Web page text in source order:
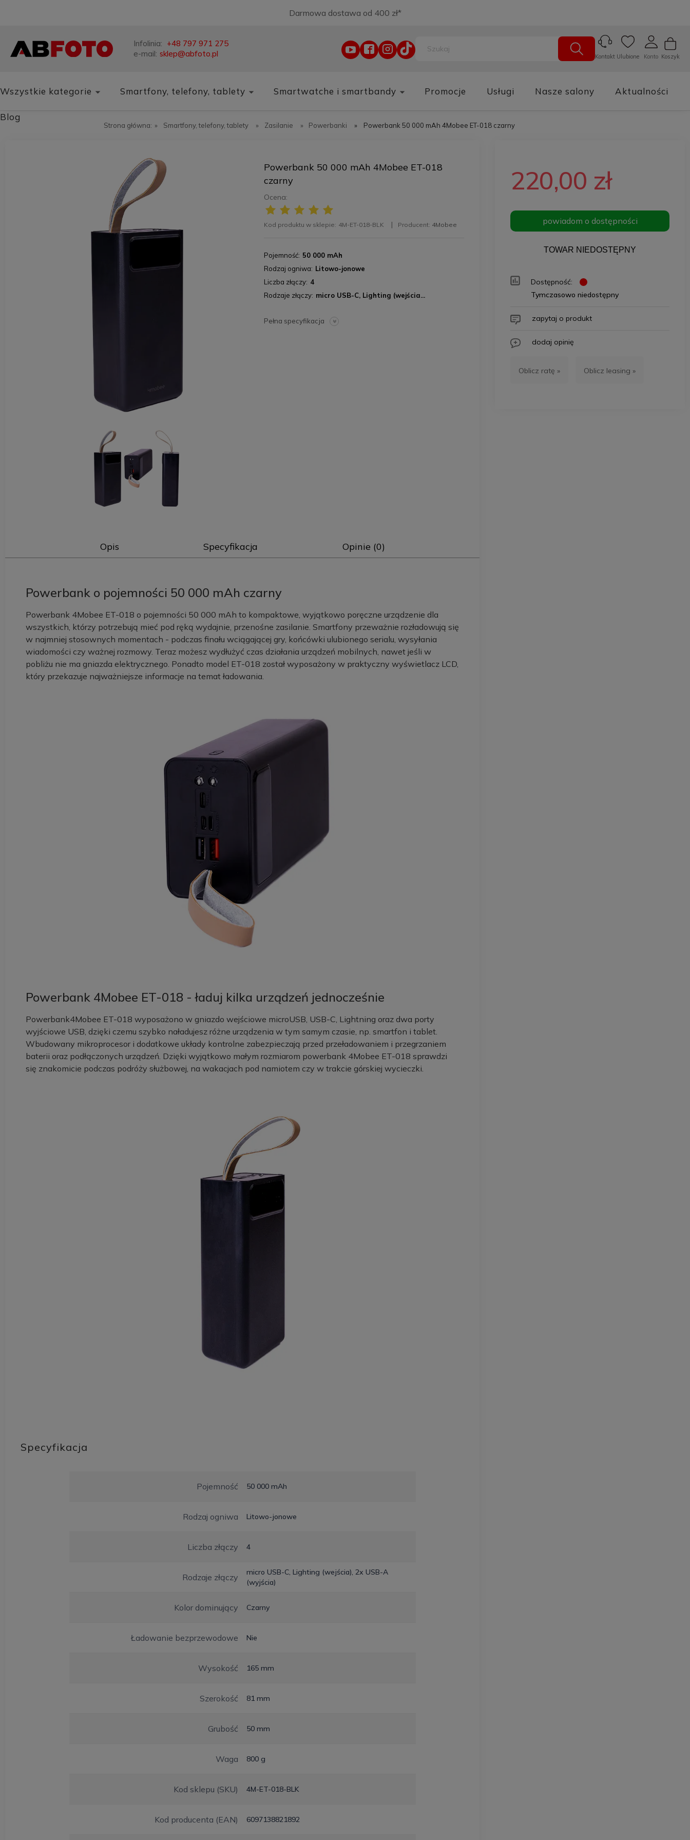
Darmowa dostawa od 400 zł*
Infolinia: +48 797 971 275
e-mail: sklep@abfoto.pl Koszyk
Konto
Ulubione
Kontakt
Wszystkie kategorie Smartfony, telefony, tablety Smartwatche i smartbandy Promocje Usługi Nasze salony Aktualności
Blog
Strona główna: » Smartfony, telefony, tablety » Zasilanie » Powerbanki » Powerbank 50 000 mAh 4Mobee ET-018 czarny
Powerbank 50 000 mAh 4Mobee ET-018
czarny
Ocena:
Kod produktu w sklepie: 4M-ET-018-BLK Producent: 4Mobee
Pojemność 50 000 mAh
Rodzaj ogniwa
Litowo-jonowe
Liczba złączy 4
Rodzaje złączy micro USB-C, Lighting (wejścia...
Pełna specyfikacja
Opis Specyfikacja Opinie (0)
Powerbank o pojemności 50 000 mAh czarny
Powerbank 4Mobee ET-018 o pojemności 50 000 mAh to kompaktowe, wyjątkowo poręczne urządzenie dla
wszystkich, którzy potrzebują mieć pod ręką wydajnie, przenośne zasilanie. Smartfony przeważnie rozładowują się
w najmniej stosownych momentach - podczas finału wciągającej gry, końcówki ulubionego serialu, wysyłania
wiadomości czy ważnej rozmowy. Teraz możesz wydłużyć czas działania urządzeń mobilnych, nawet jeśli w
pobliżu nie ma gniazda elektrycznego. Ponadto model ET-018 został wyposażony w praktyczny wyświetlacz LCD,
który przekazuje najważniejsze informacje na temat ładowania.
Powerbank 4Mobee ET-018 - ładuj kilka urządzeń jednocześnie
Powerbank4Mobee ET-018 wyposażono w gniazdo wejściowe microUSB, USB-C, Lightning oraz dwa porty
wyjściowe USB, dzięki czemu szybko naładujesz różne urządzenia w tym samym czasie, np. smartfon i tablet.
Wbudowany mikroprocesor i dodatkowe układy kontrolne zabezpieczają przed przeładowaniem i przegrzaniem
baterii oraz podłączonych urządzeń. Dzięki wyjątkowo małym rozmiarom powerbank 4Mobee ET-018 sprawdzi
się znakomicie podczas podróży służbowej, na wakacjach pod namiotem czy w trakcie górskiej wycieczki.
Specyfikacja
Pojemność 50 000 mAh
Rodzaj ogniwa Litowo-jonowe
Liczba złączy 4
Rodzaje złączy
micro USB-C, Lighting (wejścia), 2x USB-A
(wyjścia)
Kolor dominujący Czarny
Ładowanie bezprzewodowe Nie
Wysokość 165 mm
Szerokość 81 mm
Grubość 50 mm
Waga 800 g
Kod sklepu (SKU) 4M-ET-018-BLK
Kod producenta (EAN) 6097138821892
220,00 zł
powiadom o dostępności
TOWAR NIEDOSTĘPNY
Dostępność:
Tymczasowo niedostępny
zapytaj o produkt
dodaj opinię
Oblicz ratę » Oblicz leasing »